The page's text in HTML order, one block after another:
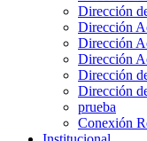
Dirección
Dirección
Dirección
Dirección
Dirección
Dirección
prueba
Conexión